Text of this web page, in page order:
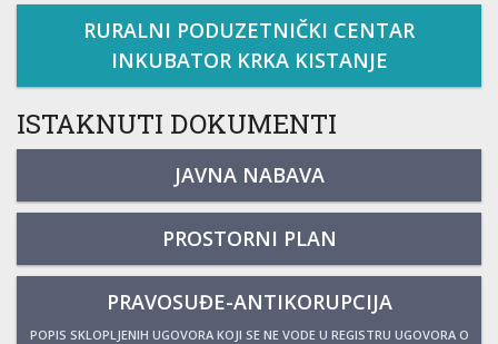
RURALNI PODUZETNIČKI CENTAR
INKUBATOR KRKA KISTANJE
ISTAKNUTI DOKUMENTI
JAVNA NABAVA
PROSTORNI PLAN
PRAVOSUĐE-ANTIKORUPCIJA
POPIS SKLOPLJENIH UGOVORA KOJI SE NE VODE U REGISTRU UGOVORA O